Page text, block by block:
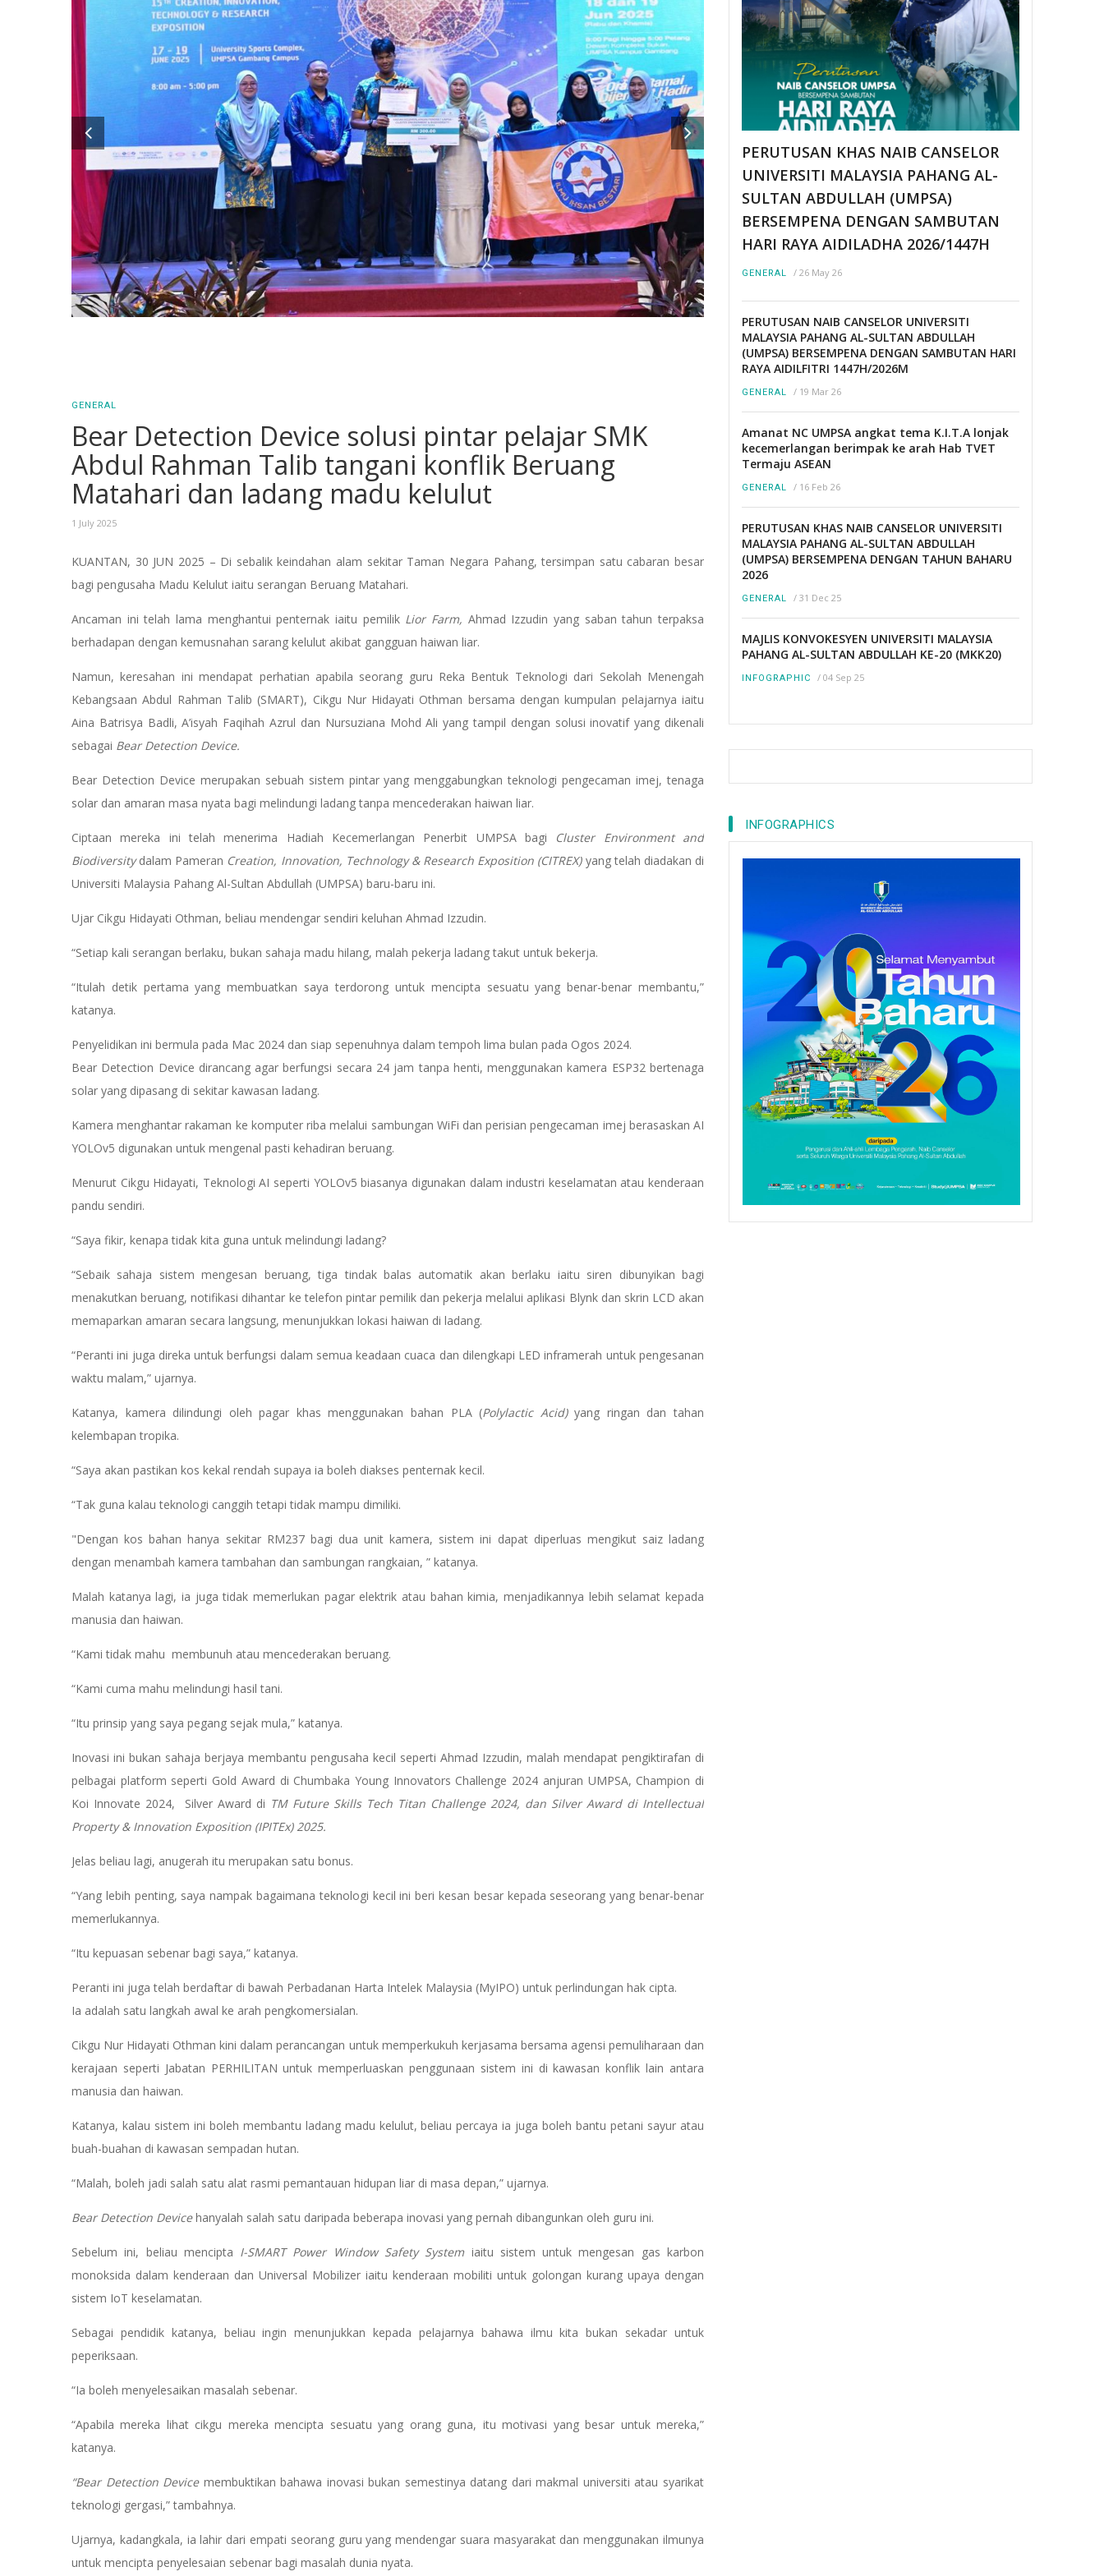
GENERAL
Bear Detection Device solusi pintar pelajar SMK
Abdul Rahman Talib tangani konflik Beruang
Matahari dan ladang madu kelulut
1 July 2025
KUANTAN, 30 JUN 2025 – Di sebalik keindahan alam sekitar Taman Negara Pahang, tersimpan satu cabaran besar
bagi pengusaha Madu Kelulut iaitu serangan Beruang Matahari.
Ancaman ini telah lama menghantui penternak iaitu pemilik Lior Farm, Ahmad Izzudin yang saban tahun terpaksa
berhadapan dengan kemusnahan sarang kelulut akibat gangguan haiwan liar.
Namun, keresahan ini mendapat perhatian apabila seorang guru Reka Bentuk Teknologi dari Sekolah Menengah
Kebangsaan Abdul Rahman Talib (SMART), Cikgu Nur Hidayati Othman bersama dengan kumpulan pelajarnya iaitu
Aina Batrisya Badli, A’isyah Faqihah Azrul dan Nursuziana Mohd Ali yang tampil dengan solusi inovatif yang dikenali
sebagai Bear Detection Device.
Bear Detection Device merupakan sebuah sistem pintar yang menggabungkan teknologi pengecaman imej, tenaga
solar dan amaran masa nyata bagi melindungi ladang tanpa mencederakan haiwan liar.
Ciptaan mereka ini telah menerima Hadiah Kecemerlangan Penerbit UMPSA bagi Cluster Environment and
Biodiversitydalam Pameran Creation, Innovation, Technology & Research Exposition (CITREX)yang telah diadakan di
Universiti Malaysia Pahang Al-Sultan Abdullah (UMPSA) baru-baru ini.
Ujar Cikgu Hidayati Othman, beliau mendengar sendiri keluhan Ahmad Izzudin.
“Setiap kali serangan berlaku, bukan sahaja madu hilang, malah pekerja ladang takut untuk bekerja.
“Itulah detik pertama yang membuatkan saya terdorong untuk mencipta sesuatu yang benar-benar membantu,”
katanya.
Penyelidikan ini bermula pada Mac 2024 dan siap sepenuhnya dalam tempoh lima bulan pada Ogos 2024.
Bear Detection Device dirancang agar berfungsi secara 24 jam tanpa henti, menggunakan kamera ESP32 bertenaga
solar yang dipasang di sekitar kawasan ladang.
Kamera menghantar rakaman ke komputer riba melalui sambungan WiFi dan perisian pengecaman imej berasaskan AI
YOLOv5 digunakan untuk mengenal pasti kehadiran beruang.
Menurut Cikgu Hidayati, Teknologi AI seperti YOLOv5 biasanya digunakan dalam industri keselamatan atau kenderaan
pandu sendiri.
“Saya fikir, kenapa tidak kita guna untuk melindungi ladang?
“Sebaik sahaja sistem mengesan beruang, tiga tindak balas automatik akan berlaku iaitu siren dibunyikan bagi
menakutkan beruang, notifikasi dihantar ke telefon pintar pemilik dan pekerja melalui aplikasi Blynk dan skrin LCD akan
memaparkan amaran secara langsung, menunjukkan lokasi haiwan di ladang.
“Peranti ini juga direka untuk berfungsi dalam semua keadaan cuaca dan dilengkapi LED inframerah untuk pengesanan
waktu malam,” ujarnya.
Katanya, kamera dilindungi oleh pagar khas menggunakan bahan PLA (Polylactic Acid)yang ringan dan tahan
kelembapan tropika.
“Saya akan pastikan kos kekal rendah supaya ia boleh diakses penternak kecil.
“Tak guna kalau teknologi canggih tetapi tidak mampu dimiliki.
"Dengan kos bahan hanya sekitar RM237 bagi dua unit kamera, sistem ini dapat diperluas mengikut saiz ladang
dengan menambah kamera tambahan dan sambungan rangkaian, ” katanya.
Malah katanya lagi, ia juga tidak memerlukan pagar elektrik atau bahan kimia, menjadikannya lebih selamat kepada
manusia dan haiwan.
“Kami tidak mahu membunuh atau mencederakan beruang.
“Kami cuma mahu melindungi hasil tani.
“Itu prinsip yang saya pegang sejak mula,” katanya.
Inovasi ini bukan sahaja berjaya membantu pengusaha kecil seperti Ahmad Izzudin, malah mendapat pengiktirafan di
pelbagai platform seperti Gold Award di Chumbaka Young Innovators Challenge 2024 anjuran UMPSA, Champion di
Koi Innovate 2024, Silver Award di TM Future Skills Tech Titan Challenge 2024, dan Silver Award di Intellectual
Property & Innovation Exposition (IPITEx) 2025.
Jelas beliau lagi, anugerah itu merupakan satu bonus.
“Yang lebih penting, saya nampak bagaimana teknologi kecil ini beri kesan besar kepada seseorang yang benar-benar
memerlukannya.
“Itu kepuasan sebenar bagi saya,” katanya.
Peranti ini juga telah berdaftar di bawah Perbadanan Harta Intelek Malaysia (MyIPO) untuk perlindungan hak cipta.
Ia adalah satu langkah awal ke arah pengkomersialan.
Cikgu Nur Hidayati Othman kini dalam perancangan untuk memperkukuh kerjasama bersama agensi pemuliharaan dan
kerajaan seperti Jabatan PERHILITAN untuk memperluaskan penggunaan sistem ini di kawasan konflik lain antara
manusia dan haiwan.
Katanya, kalau sistem ini boleh membantu ladang madu kelulut, beliau percaya ia juga boleh bantu petani sayur atau
buah-buahan di kawasan sempadan hutan.
“Malah, boleh jadi salah satu alat rasmi pemantauan hidupan liar di masa depan,” ujarnya.
Bear Detection Devicehanyalah salah satu daripada beberapa inovasi yang pernah dibangunkan oleh guru ini.
Sebelum ini, beliau mencipta I-SMART Power Window Safety System iaitu sistem untuk mengesan gas karbon
monoksida dalam kenderaan dan Universal Mobilizer iaitu kenderaan mobiliti untuk golongan kurang upaya dengan
sistem IoT keselamatan.
Sebagai pendidik katanya, beliau ingin menunjukkan kepada pelajarnya bahawa ilmu kita bukan sekadar untuk
peperiksaan.
“Ia boleh menyelesaikan masalah sebenar.
“Apabila mereka lihat cikgu mereka mencipta sesuatu yang orang guna, itu motivasi yang besar untuk mereka,”
katanya.
“Bear Detection Device membuktikan bahawa inovasi bukan semestinya datang dari makmal universiti atau syarikat
teknologi gergasi,” tambahnya.
Ujarnya, kadangkala, ia lahir dari empati seorang guru yang mendengar suara masyarakat dan menggunakan ilmunya
untuk mencipta penyelesaian sebenar bagi masalah dunia nyata.
PERUTUSAN KHAS NAIB CANSELOR
UNIVERSITI MALAYSIA PAHANG AL-
SULTAN ABDULLAH (UMPSA)
BERSEMPENA DENGAN SAMBUTAN
HARI RAYA AIDILADHA 2026/1447H
GENERAL / 26 May 26
PERUTUSAN NAIB CANSELOR UNIVERSITI
MALAYSIA PAHANG AL-SULTAN ABDULLAH
(UMPSA) BERSEMPENA DENGAN SAMBUTAN HARI
RAYA AIDILFITRI 1447H/2026M
GENERAL / 19 Mar 26
Amanat NC UMPSA angkat tema K.I.T.A lonjak
kecemerlangan berimpak ke arah Hab TVET
Termaju ASEAN
GENERAL / 16 Feb 26
PERUTUSAN KHAS NAIB CANSELOR UNIVERSITI
MALAYSIA PAHANG AL-SULTAN ABDULLAH
(UMPSA) BERSEMPENA DENGAN TAHUN BAHARU
2026
GENERAL / 31 Dec 25
MAJLIS KONVOKESYEN UNIVERSITI MALAYSIA
PAHANG AL-SULTAN ABDULLAH KE-20 (MKK20)
INFOGRAPHIC / 04 Sep 25
INFOGRAPHICS